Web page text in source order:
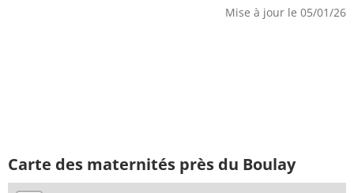
Mise à jour le 05/01/26
Carte des maternités près du Boulay